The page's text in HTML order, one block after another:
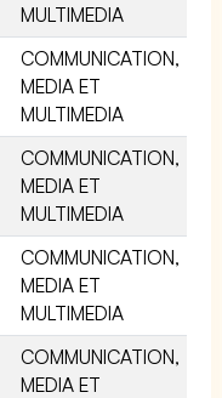
MULTIMEDIA
COMMUNICATION,
MEDIA ET
MULTIMEDIA
COMMUNICATION,
MEDIA ET
MULTIMEDIA
COMMUNICATION,
MEDIA ET
MULTIMEDIA
COMMUNICATION,
MEDIA ET